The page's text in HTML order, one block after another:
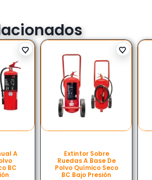
A
BC
Extintor Sobre
Ruedas A Base De
Polvo Químico Seco
BC Bajo Presión